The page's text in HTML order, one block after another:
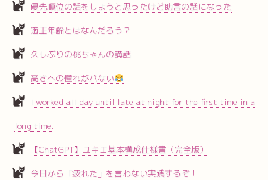
優先順位の話をしようと思ったけど助言の話になった
適正年齢とはなんだろう？
久しぶりの桃ちゃんの講話
高さへの憧れがパない
I worked all day until late at night for the first time in a
long time.
【ChatGPT】ユキエ基本構成仕様書（完全版）
今日から「疲れた」を言わない実践するぞ！